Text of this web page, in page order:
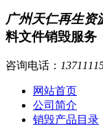
广州天仁再生资
料文件销毁服务
咨询电话：
网站首页
公司简介
销毁产品目录